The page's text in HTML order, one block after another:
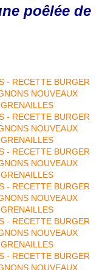
poêlée de